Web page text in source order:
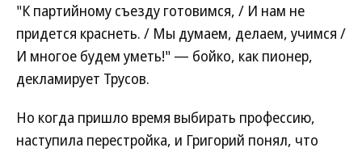
"К партийному съезду готовимся, / И нам не
придется краснеть. / Мы думаем, делаем, учимся /
И многое будем уметь!" — бойко, как пионер,
декламирует Трусов.
Но когда пришло время выбирать профессию,
наступила перестройка, и Григорий понял, что